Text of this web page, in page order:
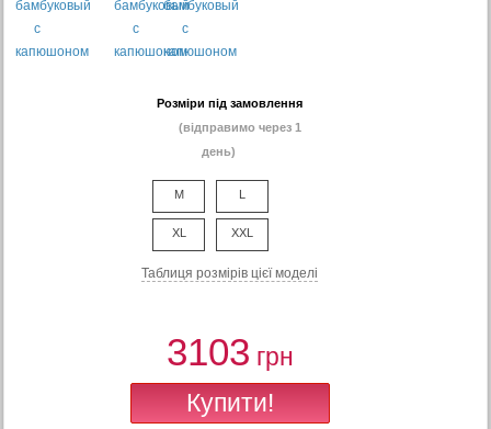
Розміри під замовлення
(відправимо через 1
день)
M L
XL XXL
Таблиця розмiрiв цiєї моделi
3103 грн